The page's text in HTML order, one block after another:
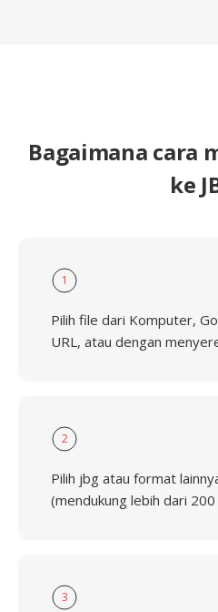
Bagaimana cara
ke
1
Pilih file dari Komputer,
URL, atau dengan
2
Pilih jbg atau format
(mendukung lebih dari
3